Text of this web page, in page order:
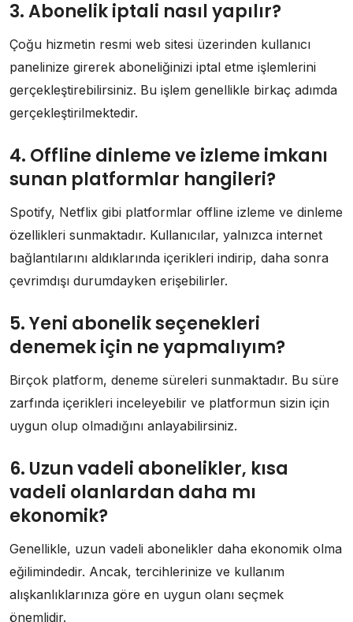
3. Abonelik iptali nasıl yapılır?
Çoğu hizmetin resmi web sitesi üzerinden kullanıcı
panelinize girerek aboneliğinizi iptal etme işlemlerini
gerçekleştirebilirsiniz. Bu işlem genellikle birkaç adımda
gerçekleştirilmektedir.
4. Offline dinleme ve izleme imkanı
sunan platformlar hangileri?
Spotify, Netflix gibi platformlar offline izleme ve dinleme
özellikleri sunmaktadır. Kullanıcılar, yalnızca internet
bağlantılarını aldıklarında içerikleri indirip, daha sonra
çevrimdışı durumdayken erişebilirler.
5. Yeni abonelik seçenekleri
denemek için ne yapmalıyım?
Birçok platform, deneme süreleri sunmaktadır. Bu süre
zarfında içerikleri inceleyebilir ve platformun sizin için
uygun olup olmadığını anlayabilirsiniz.
6. Uzun vadeli abonelikler, kısa
vadeli olanlardan daha mı
ekonomik?
Genellikle, uzun vadeli abonelikler daha ekonomik olma
eğilimindedir. Ancak, tercihlerinize ve kullanım
alışkanlıklarınıza göre en uygun olanı seçmek
önemlidir.